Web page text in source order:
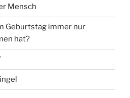
Mensch
Geburtstag immer nur
hat?